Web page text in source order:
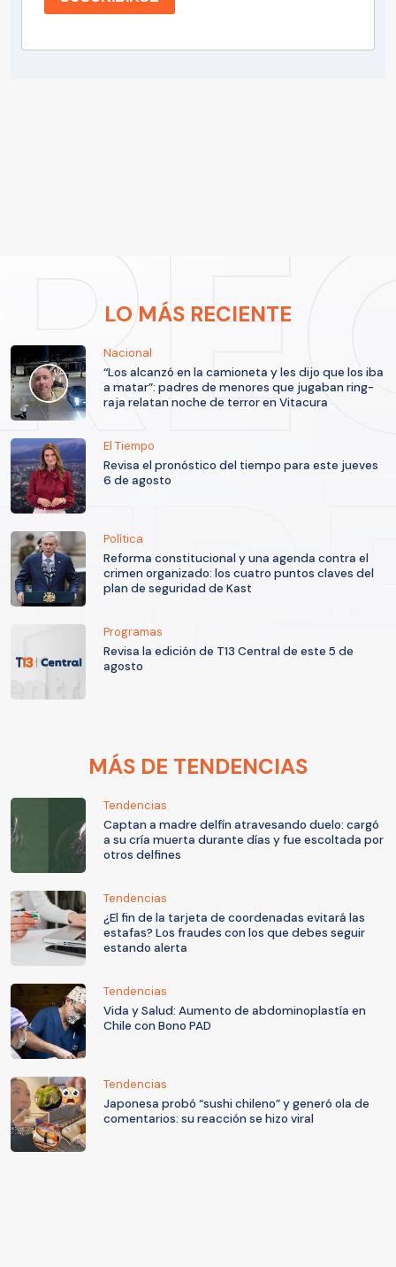
LO MÁS RECIENTE
Nacional
“Los alcanzó en la camioneta y les dijo que los iba
a matar”: padres de menores que jugaban ring-
raja relatan noche de terror en Vitacura
El Tiempo
Revisa el pronóstico del tiempo para este jueves
6 de agosto
Política
Reforma constitucional y una agenda contra el
crimen organizado: los cuatro puntos claves del
plan de seguridad de Kast
Programas
Revisa la edición de T13 Central de este 5 de
agosto
MÁS DE TENDENCIAS
Tendencias
Captan a madre delfín atravesando duelo: cargó
a su cría muerta durante días y fue escoltada por
otros delfines
Tendencias
¿El fin de la tarjeta de coordenadas evitará las
estafas? Los fraudes con los que debes seguir
estando alerta
Tendencias
Vida y Salud: Aumento de abdominoplastía en
Chile con Bono PAD
Tendencias
Japonesa probó “sushi chileno” y generó ola de
comentarios: su reacción se hizo viral